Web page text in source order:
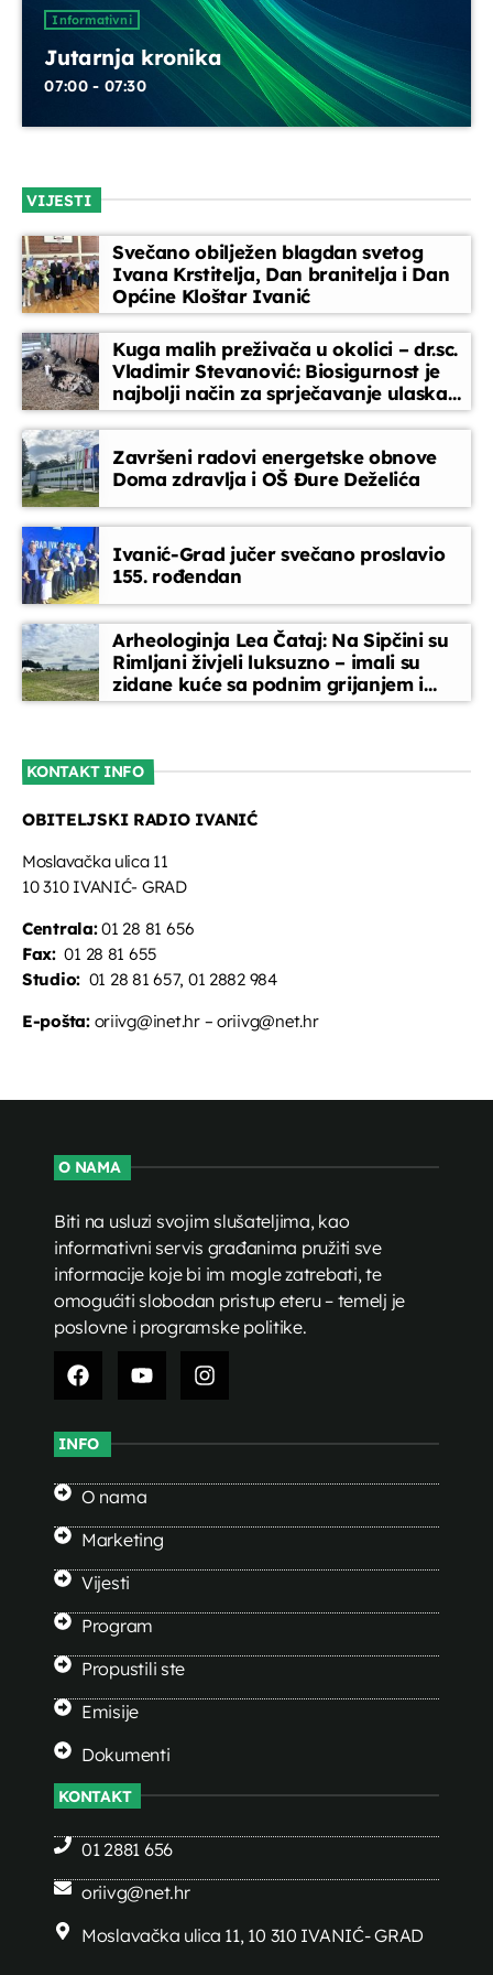
UPRAVO ETERU
Informativni
Jutarnja kronika
07:00 - 07:30
DANAS NA PROGRAMU
07:30 - 07:45
nedjeljom u 7,45 (15 min)
07:45 - 08:00
Glazbeni blok
08:00 - 08:30
08:30 - 09:00
Obavijesti
09:00 - 09:45
Informativni
Jutarnja kronika
07:00 - 07:30
VIJESTI
Svečano obilježen blagdan svetog
Ivana Krstitelja, Dan branitelja i Dan
Općine Kloštar Ivanić
Kuga malih preživača u okolici – dr.sc.
Vladimir Stevanović: Biosigurnost je
najbolji način za sprječavanje ulaska
bolesti
Završeni radovi energetske obnove
Doma zdravlja i OŠ Đure Deželića
Ivanić-Grad jučer svečano proslavio
155. rođendan
Arheologinja Lea Čataj: Na Sipčini su
Rimljani živjeli luksuzno – imali su
zidane kuće sa podnim grijanjem i
oslikanim zidovima
KONTAKT INFO
OBITELJSKI RADIO IVANIĆ
Moslavačka ulica 11
10 310 IVANIĆ- GRAD
Centrala:01 28 81 656
Fax:01 28 81 655
Studio: 01 28 81 657, 01 2882 984
E-pošta:oriivg@inet.hr – oriivg@net.hr
O NAMA
Biti na usluzi svojim slušateljima, kao
informativni servis građanima pružiti sve
informacije koje bi im mogle zatrebati, te
omogućiti slobodan pristup eteru – temelj je
poslovne i programske politike.
INFO
O nama
Marketing
Vijesti
Program
Propustili ste
Emisije
Dokumenti
KONTAKT
01 2881 656
oriivg@net.hr
Moslavačka ulica 11, 10 310 IVANIĆ- GRAD